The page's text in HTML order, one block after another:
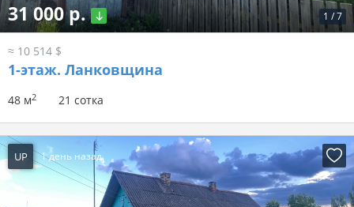
1 /7
31 000 р.
≈ 10 514 $
1-этаж. Ланковщина
48 м2 21 сотка
UP 1 день назад